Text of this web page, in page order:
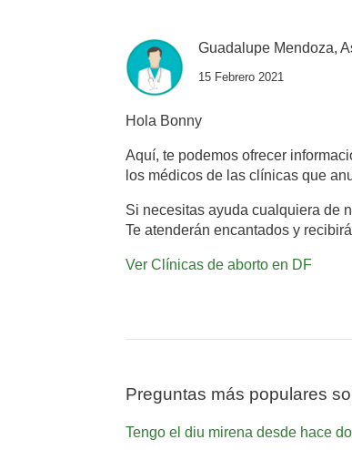
Guadalupe Mendoza,
15 Febrero 2021
Hola Bonny
Aquí, te podemos ofrecer
los médicos de las clínicas que
Si necesitas ayuda cualquiera de
Te atenderán encantados y
Ver Clínicas de aborto en DF
Preguntas más populares
Tengo el diu mirena desde hace